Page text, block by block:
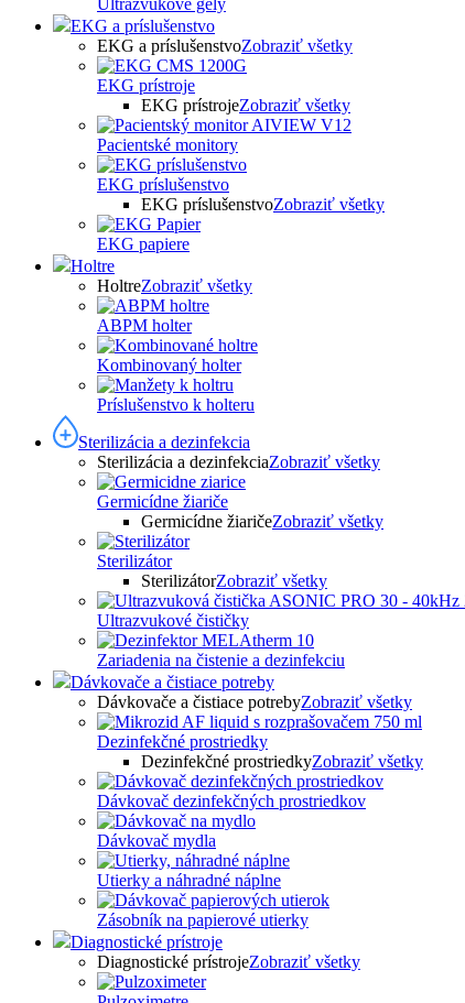
Ultrazvukové gély
EKG a príslušenstvo
EKG a príslušenstvoZobraziť všetky
EKG prístroje
EKG prístrojeZobraziť všetky
Pacientské monitory
EKG príslušenstvo
EKG príslušenstvoZobraziť všetky
EKG papiere
Holtre
HoltreZobraziť všetky
ABPM holter
Kombinovaný holter
Príslušenstvo k holteru
Sterilizácia a dezinfekcia
Sterilizácia a dezinfekciaZobraziť všetky
Germicídne žiariče
Germicídne žiaričeZobraziť všetky
Sterilizátor
SterilizátorZobraziť všetky
Ultrazvukové čističky
Zariadenia na čistenie a dezinfekciu
Dávkovače a čistiace potreby
Dávkovače a čistiace potrebyZobraziť všetky
Dezinfekčné prostriedky
Dezinfekčné prostriedkyZobraziť všetky
Dávkovač dezinfekčných prostriedkov
Dávkovač mydla
Utierky a náhradné náplne
Zásobník na papierové utierky
Diagnostické prístroje
Diagnostické prístrojeZobraziť všetky